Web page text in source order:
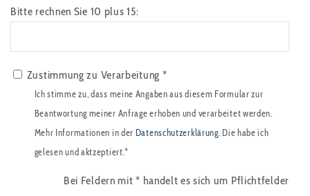
Bitte rechnen Sie 10 plus 15:
Zustimmung zu Verarbeitung *
Ich stimme zu, dass meine Angaben aus diesem Formular zur
Beantwortung meiner Anfrage erhoben und verarbeitet werden.
Mehr Informationen in der Datenschutzerklärung. Die habe ich
gelesen und aktzeptiert.*
Bei Feldern mit* handelt es sich um Pflichtfelder